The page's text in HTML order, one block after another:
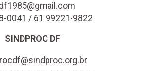
0041 / 61 99221-9822
SINDPROC DF